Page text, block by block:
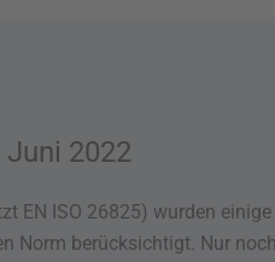
Juni 2022
EN ISO 26825) wurden
Norm berücksichtigt. Nur